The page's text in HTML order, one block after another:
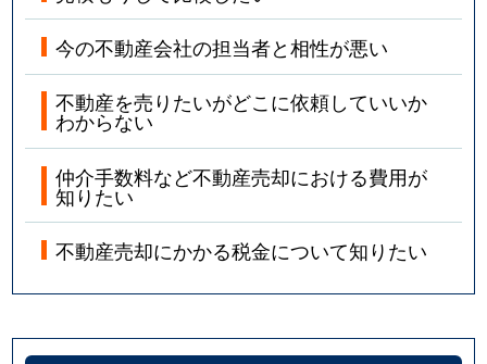
今の不動産会社の担当者と相性が悪い
不動産を売りたいがどこに依頼していいか
わからない
仲介手数料など不動産売却における費用が
知りたい
不動産売却にかかる税金について知りたい